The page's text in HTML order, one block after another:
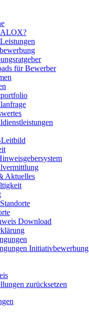
ALOX?
für Bewerber
Aktuelles
Download
Initiativbewerbung
zurücksetzen